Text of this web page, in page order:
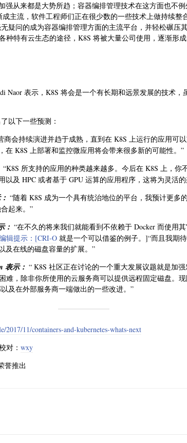
强从来都是大势所趋；容器编排管理技术在这方面也不例
成主流，软件工程师们正在很少数的一些技术上做持续
疑问的成为容器编排管理方面的主流平台，并轻松碾压
种特有云生态的途径，K8S 将被大量公司使用，逐渐形
Naor 表示，K8S 将会是一个有长期和远景发展的技术
以下一些预测：
商会持续演进并趋于成熟，直到在 K8S 上运行的应用可
在 K8S 上部署和监控微应用将会带来很多新的可能性。”
“K8S 所支持的应用的种类越来越多。今后在 K8S 上，你
以及 HPC 或者基于 GPU 运算的应用程序，这将为灵活
“随着 K8S 成为一个具有统治地位的平台，我预计更多
起来。”
： “在不久的将来我们就能看到不依赖于 Docker 而使用
辑提示：[CRI-O 就是一个可以借鉴的例子。]“而且我期
及在线的磁盘容量的扩展。”
表示： “ K8S 社区正在讨论的一个重大发展议题就是加
难，除非你所使用的云服务商可以提供远程固定磁盘。
及在外部服务商一端做出的一些改进。”
2017/11/containers-and-kubernetes-whats-next
对： wxy
誉推出